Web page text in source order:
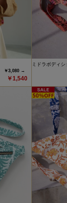
￥3,080 →
￥1,540
ミドラボディシ